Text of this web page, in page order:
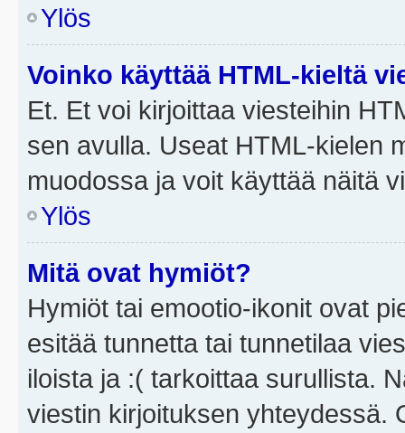
Ylös
Voinko käyttää HTML-kieltä
Et. Et voi kirjoittaa viesteihin
sen avulla. Useat HTML-kielen
muodossa ja voit käyttää näitä
Ylös
Mitä ovat hymiöt?
Hymiöt tai emootio-ikonit ovat
esitää tunnetta tai tunnetilaa
iloista ja :( tarkoittaa surullista.
viestin kirjoituksen yhteydessä.